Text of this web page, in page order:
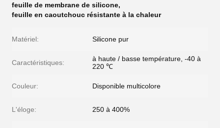
feuille de membrane de silicone,
feuille en caoutchouc résistante à la chaleur
Matériel: Silicone pur
Caractéristiques:
à haute / basse température, -40 à
220 ℃
Couleur: Disponible multicolore
L'éloge: 250 à 400%